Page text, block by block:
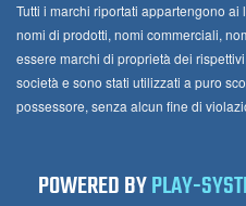
Tutti i marchi riportati appartengono
nomi di prodotti, nomi commerciali,
essere marchi di proprietà dei
società e sono stati utilizzati a puro
possessore, senza alcun fine di
POWERED BYPLAY-